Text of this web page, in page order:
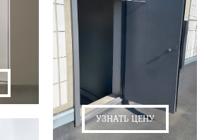
УЗНАТЬ ЦЕНУ